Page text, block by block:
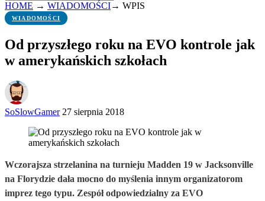
HOME → WIADOMOŚCI→ WPIS
WIADOMOŚCI
Od przyszłego roku na EVO kontrole jak
w amerykańskich szkołach
SoSlowGamer 27 sierpnia 2018
Wczorajsza strzelanina na turnieju Madden 19 w Jacksonville
na Florydzie dała mocno do myślenia innym organizatorom
imprez tego typu. Zespół odpowiedzialny za EVO